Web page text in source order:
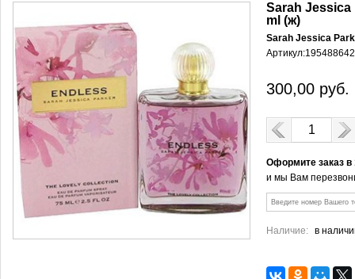
Sarah
ml (ж)
Sarah Jessica
Артикул:
300,00 руб.
Оформите заказ
и мы Вам
Наличие: в